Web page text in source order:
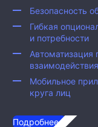
Безопасность
Гибкая
и потребности
Автоматизация
Мобильное
круга лиц
Подробнее...